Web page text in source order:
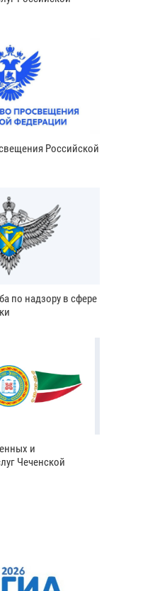
Российской
по надзору в сфере
и
Чеченской